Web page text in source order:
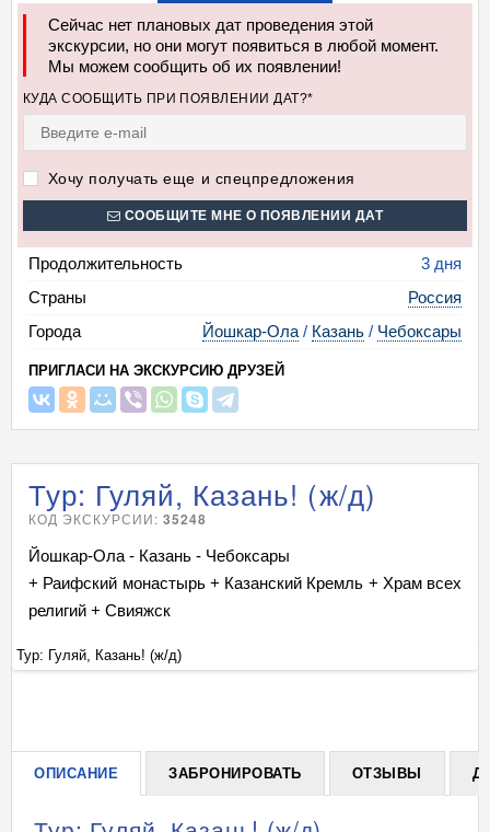
Сейчас нет плановых дат проведения этой
экскурсии, но они могут появиться в любой момент.
Мы можем сообщить об их появлении!
КУДА СООБЩИТЬ ПРИ ПОЯВЛЕНИИ ДАТ?*
Хочу получать еще и спецпредложения
СООБЩИТЕ МНЕ О ПОЯВЛЕНИИ ДАТ
Продолжительность
3 дня
Страны
Россия
Города
Йошкар-Ола / Казань / Чебоксары
ПРИГЛАСИ НА ЭКСКУРСИЮ ДРУЗЕЙ
Тур: Гуляй, Казань! (ж/д)
КОД ЭКСКУРСИИ:35248
Йошкар-Ола - Казань - Чебоксары
+ Раифский монастырь + Казанский Кремль + Храм всех
религий + Свияжск
Тур: Гуляй, Казань! (ж/д)
ОПИСАНИЕ ЗАБРОНИРОВАТЬ ОТЗЫВЫ